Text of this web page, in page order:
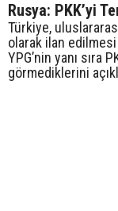
Rusya: PKK’yi
Türkiye,
olarak ilan
YPG’nin yanı sıra
görmediklerini